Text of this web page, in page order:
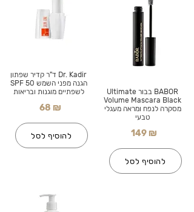
Dr. Kadir ד"ר קדיר שפתון
הגנה מפני השמש SPF 50
לשפתיים מוגנות ובריאות
68 ₪
להוסיף לסל
BABOR בבור Ultimate
Volume Mascara Black
מסקרה לנפח ומראה מעגלי
טבעי
149 ₪
להוסיף לסל